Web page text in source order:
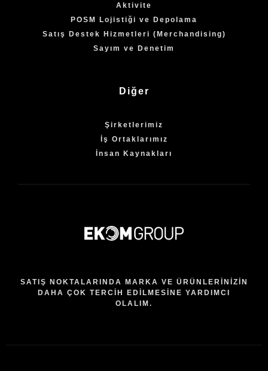
Aktivite
POSM Lojistiği ve Depolama
Satış Destek Hizmetleri (Merchandising)
Sayım ve Denetim
Diğer
Şirketlerimiz
İş Ortaklarımız
İnsan Kaynakları
SATIŞ NOKTALARINDA MARKA VE ÜRÜNLERİNİZİN
DAHA ÇOK TERCİH EDİLMESİNE YARDIMCI
OLALIM.